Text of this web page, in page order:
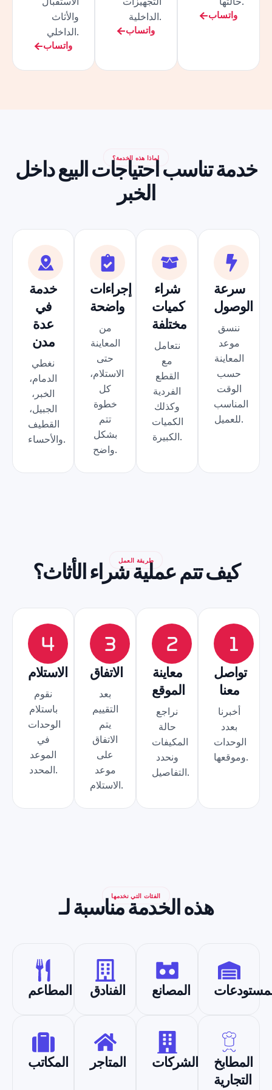
والأثاث
الداخلي.
واتساب
الداخلية.
واتساب
واتساب
لماذا هذه الخدمة؟
خدمة تناسب احتياجات البيع داخل
الخبر
سرعة
الوصول
ننسق
موعد
المعاينة
حسب
الوقت
المناسب
للعميل.
شراء
كميات
مختلفة
نتعامل
مع
القطع
الفردية
وكذلك
الكميات
الكبيرة.
إجراءات
واضحة
من
المعاينة
حتى
الاستلام،
كل
خطوة
تتم
بشكل
واضح.
خدمة
في
عدة
مدن
نغطي
الدمام،
الخبر،
الجبيل،
القطيف
والأحساء.
طريقة العمل
كيف تتم عملية شراء الأثاث؟
تواصل
معنا
أخبرنا
بعدد
الوحدات
وموقعها.
معاينة
الموقع
نراجع
حالة
المكيفات
ونحدد
التفاصيل.
الاتفاق
بعد
التقييم
يتم
الاتفاق
على
موعد
الاستلام.
الاستلام
نقوم
باستلام
الوحدات
في
الموعد
المحدد.
الفئات التي نخدمها
هذه الخدمة مناسبة لـ
المطاعم الفنادق المصانع
المكاتب المتاجر الشركات
المطابخ
التجارية